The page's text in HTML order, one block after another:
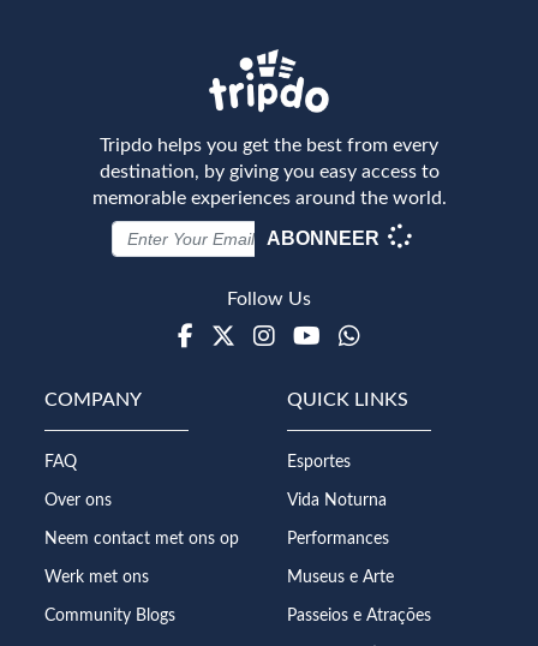
Tripdo helps you get the best from every
destination, by giving you easy access to
memorable experiences around the world.
ABONNEER
Follow Us
Facebook
TwitterInstagramYoutube
WhatsApp
COMPANY
FAQ
Over ons
Neem contact met ons op
Werk met ons
Community Blogs
QUICK LINKS
Esportes
Vida Noturna
Performances
Museus e Arte
Passeios e Atrações